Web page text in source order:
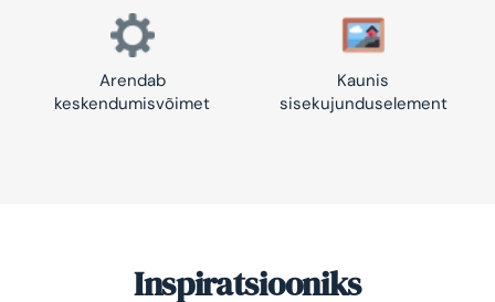
Arendab
keskendumisvõimet
Kaunis
sisekujunduselement
Inspiratsiooniks